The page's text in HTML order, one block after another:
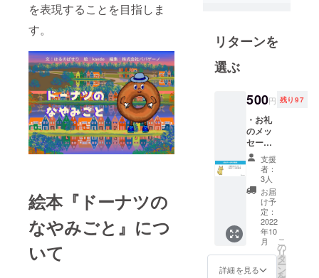
を表現することを目指しま
す。
絵本『ドーナツの
なやみごと』につ
いて
健福祉大学
チャーで
DX支援、精
神障害によ
り働くこと
が困難な方
の就労支
援、アート
プロジェク
Papageno
Story（ワン
ハンドレッ
ド・パパ
リターンを
選ぶ
500円 残り97
・お礼
のメッ
セージ
・絵本
データ
の先行
配信 ※
絵本
データ
はPDF
をメー
ルにて
お届け
いたし
支援
者：
3人
お届
け予
定：
2022
年10
月
詳細を見る
こ
の
リ
タ
ー
ン